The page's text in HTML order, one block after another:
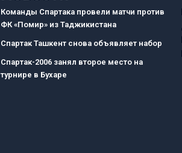
Команды Спартака провели матчи против
ФК «Помир» из Таджикистана
Спартак Ташкент снова объявляет набор
Спартак-2006 занял второе место на
турнире в Бухаре